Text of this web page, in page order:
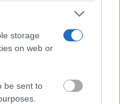
storage
on web or
be sent to
por
entre China y